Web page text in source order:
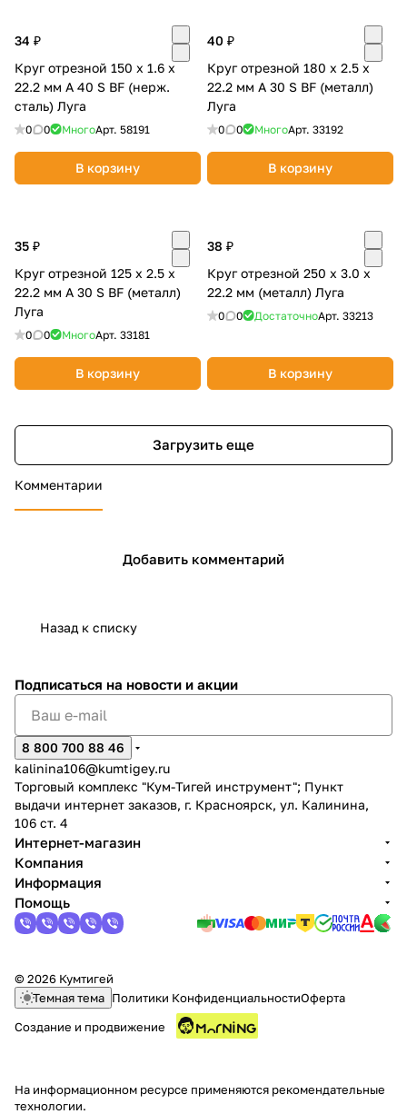
34 ₽
Круг отрезной 150 х 1.6 х
22.2 мм A 40 S BF (нерж.
сталь) Луга
0 0 МногоАрт. 58191
В корзину
40 ₽
Круг отрезной 180 х 2.5 х
22.2 мм A 30 S BF (металл)
Луга
0 0 МногоАрт. 33192
В корзину
35 ₽
Круг отрезной 125 х 2.5 х
22.2 мм A 30 S BF (металл)
Луга
0 0 МногоАрт. 33181
В корзину
38 ₽
Круг отрезной 250 х 3.0 х
22.2 мм (металл) Луга
0 0 ДостаточноАрт. 33213
В корзину
Загрузить еще
Комментарии
Добавить комментарий
Назад к списку
Подписаться на новости и акции
8 800 700 88 46
kalinina106@kumtigey.ru
Торговый комплекс "Кум-Тигей инструмент"; Пункт
выдачи интернет заказов, г. Красноярск, ул. Калинина,
106 ст. 4
Интернет-магазин
Компания
Информация
Помощь
© 2026 Кумтигей
Темная тема Политики КонфиденциальностиОферта
Создание и продвижение
На информационном ресурсе применяются рекомендательные
технологии.